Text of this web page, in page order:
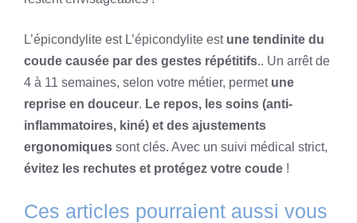
L’épicondylite est L’épicondylite est une tendinite du
coude causée par des gestes répétitifs.. Un arrêt de
4 à 11 semaines, selon votre métier, permet une
reprise en douceur. Le repos, les soins (anti-
inflammatoires, kiné) et des ajustements
ergonomiques sont clés. Avec un suivi médical strict,
évitez les rechutes et protégez votre coude !
Ces articles pourraient aussi vous